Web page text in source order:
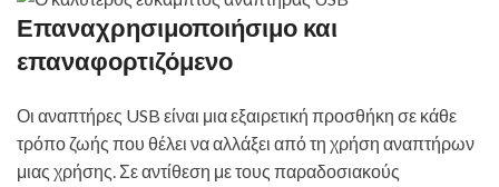
Επαναχρησιμοποιήσιμο και
επαναφορτιζόμενο
Οι αναπτήρες USB είναι μια εξαιρετική προσθήκη σε κάθε
τρόπο ζωής που θέλει να αλλάξει από τη χρήση αναπτήρων
μιας χρήσης. Σε αντίθεση με τους παραδοσιακούς